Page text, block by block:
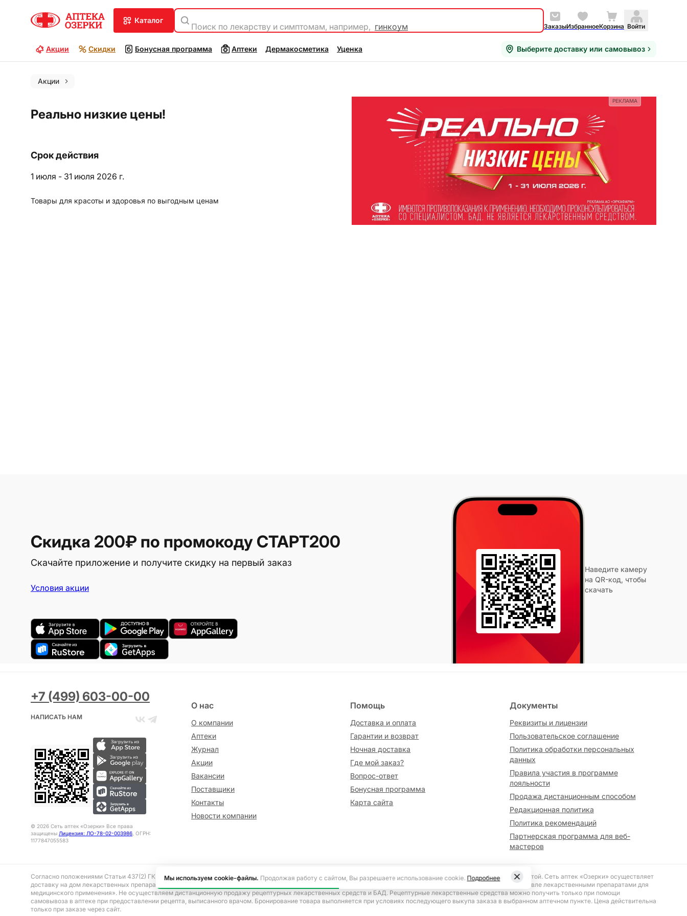
каталог
Поиск по лекарству и симптомам, например, гинкоум ЗаказыИзбранноеКорзина Войти
Акции Скидки Бонусная программа Аптеки Дермакосметика Уценка Выберите доставку или самовывоз
Акции
Реально низкие цены!
Срок действия
1 июля - 31 июля 2026 г.
Товары для красоты и здоровья по выгодным ценам
РЕКЛАМА
Скидка 200₽ по промокоду СТАРТ200
Скачайте приложение и получите скидку на первый заказ
Условия акции
Наведите камеру
на QR-код, чтобы
скачать
+7 (499) 603-00-00
НАПИСАТЬ НАМ
© 2026 Сеть аптек «Озерки» Все права
защищены Лицензия: ЛО-78-02-003986, ОГРН:
1177847055583
О нас
О компании
Аптеки
Журнал
Акции
Вакансии
Поставщики
Контакты
Новости компании
Помощь
Доставка и оплата
Гарантии и возврат
Ночная доставка
Где мой заказ?
Вопрос-ответ
Бонусная программа
Карта сайта
Документы
Реквизиты и лицензии
Пользовательское соглашение
Политика обработки персональных
данных
Правила участия в программе
лояльности
Продажа дистанционным способом
Редакционная политика
Политика рекомендаций
Партнерская программа для веб-
мастеров
Согласно положениями Статьи 437(2) ГК РФ представленная на сайте информация носит исключительно ознакомительный характер и не является публичной офертой. Сеть аптек «Озерки» осуществляет
доставку на дом лекарственных препаратов, отпускаемым без рецепта, согласно Указу Президента Российской Федерации от 17.03.2020 № 187 «О розничной торговле лекарственными препаратами для
медицинского применения». Не осуществляем дистанционную продажу рецептурных лекарственных средств и БАД. Рецептурные лекарственные средства можно получить только при помощи
самовывоза в аптеке при предоставлении рецепта, выписанного врачом. Бронирование товара выполняется при условиях последующего выкупа заказа в выбранном аптечном пункте. Цена действительна
только при заказе через сайт.
Мы используем cookie-файлы. Продолжая работу с сайтом, Вы разрешаете использование cookie. Подробнее